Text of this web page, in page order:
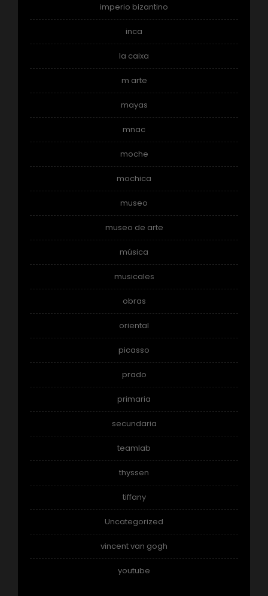
imperio bizantino
inca
la caixa
m arte
mayas
mnac
moche
mochica
museo
museo de arte
música
musicales
obras
oriental
picasso
prado
primaria
secundaria
teamlab
thyssen
tiffany
Uncategorized
vincent van gogh
youtube